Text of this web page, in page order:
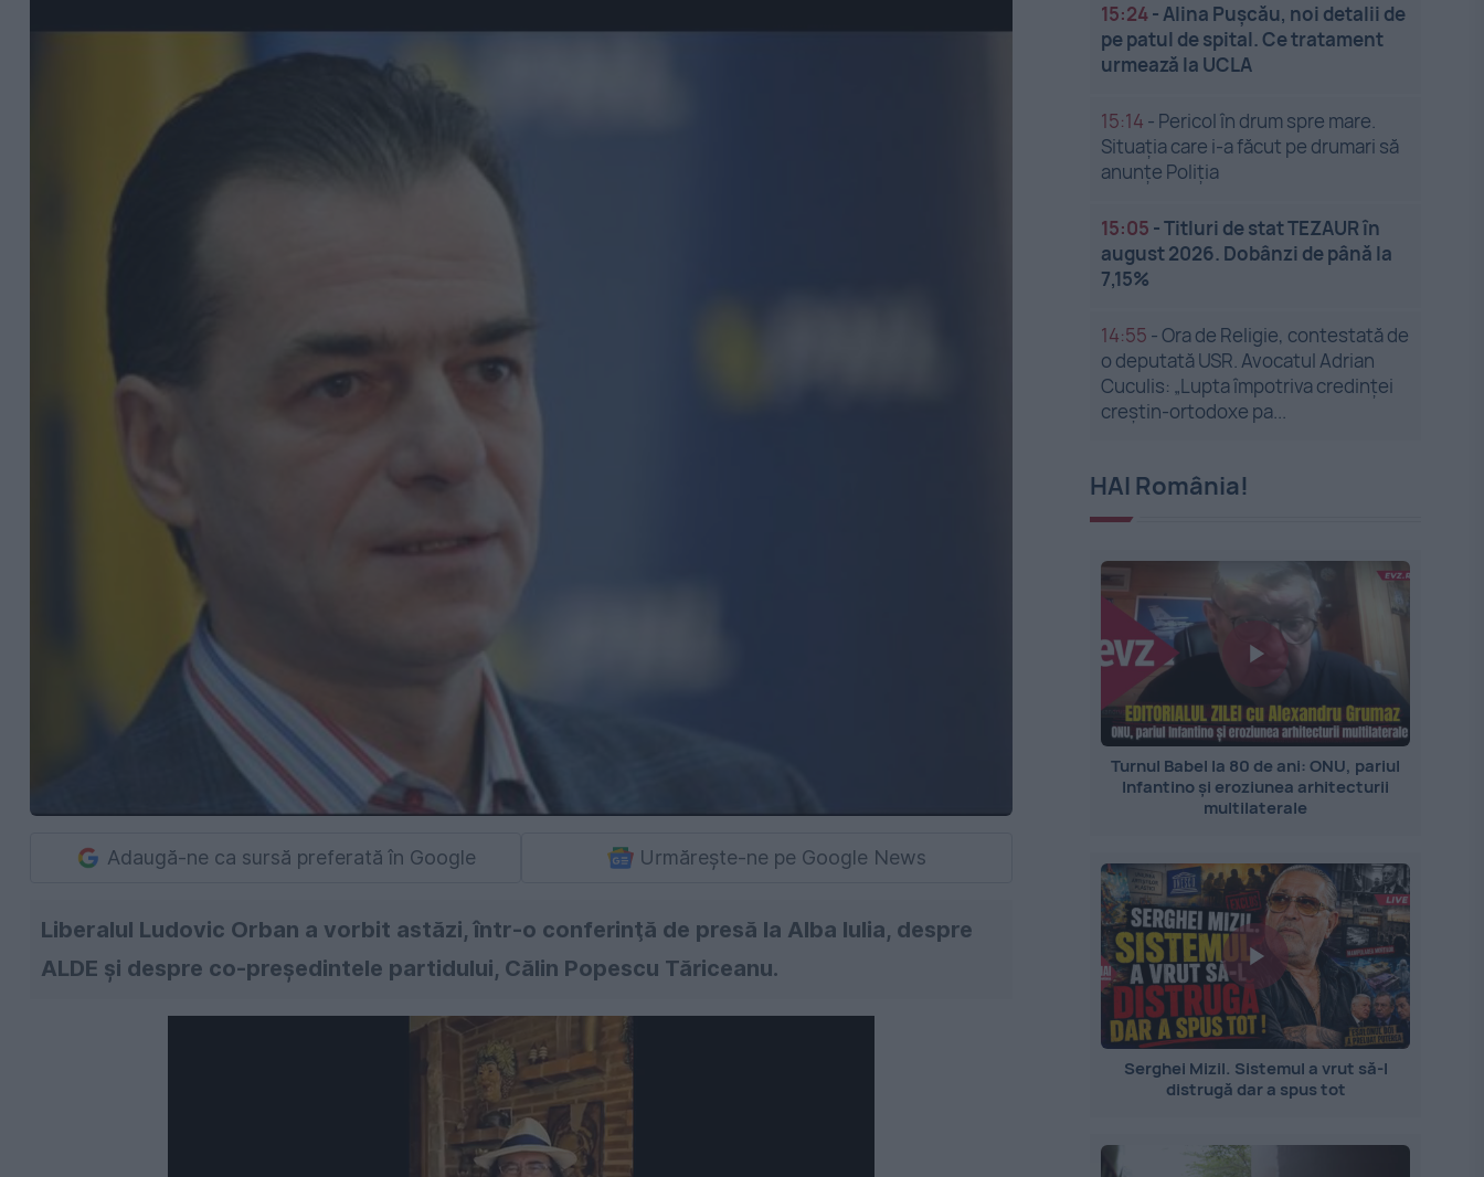
Adaugă-ne ca sursă preferată în Google Urmărește-ne pe Google News
Liberalul Ludovic Orban a vorbit astăzi, într-o conferinţă de presă la Alba Iulia, despre
ALDE şi despre co-preşedintele partidului, Călin Popescu Tăriceanu.
15:24-Alina Pușcău, noi detalii de
pe patul de spital. Ce tratament
urmează la UCLA
15:14 - Pericol în drum spre mare.
Situația care i-a făcut pe drumari să
anunțe Poliția
15:05 -Titluri de stat TEZAUR în
august 2026. Dobânzi de până la
7,15%
14:55 -Ora de Religie, contestată de
o deputată USR. Avocatul Adrian
Cuculis: „Lupta împotriva credinței
creștin-ortodoxe pa...
HAI România!
Turnul Babel la 80 de ani: ONU, pariul
Infantino și eroziunea arhitecturii
multilaterale
Serghei Mizil. Sistemul a vrut să-l
distrugă dar a spus tot